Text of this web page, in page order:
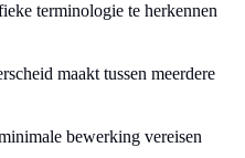
terminologie te herkennen
maakt tussen meerdere
bewerking vereisen